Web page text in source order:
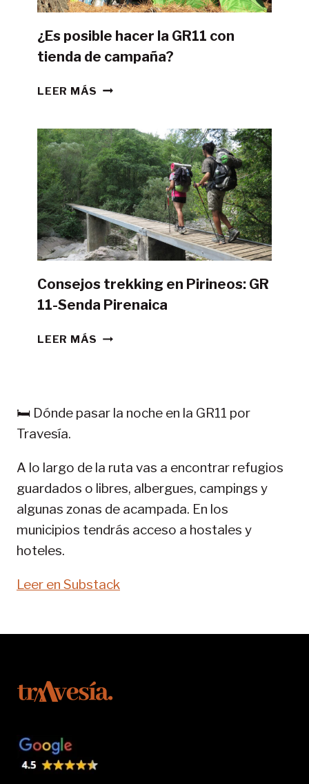
¿Es posible hacer la GR11 con
tienda de campaña?
LEER MÁS ¿ES
LA
GR11
CON
TIENDA
DE
CAMPAÑA?
Consejos trekking en Pirineos: GR
11-Senda Pirenaica
LEER MÁS CONSEJOS
11-
🛏️ Dónde pasar la noche en la GR11 por
Travesía.
A lo largo de la ruta vas a encontrar refugios
guardados o libres, albergues, campings y
algunas zonas de acampada. En los
municipios tendrás acceso a hostales y
hoteles.
Leer en Substack